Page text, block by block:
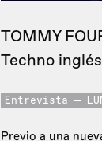
TOMMY
Techno
Entrevista
Previo a una